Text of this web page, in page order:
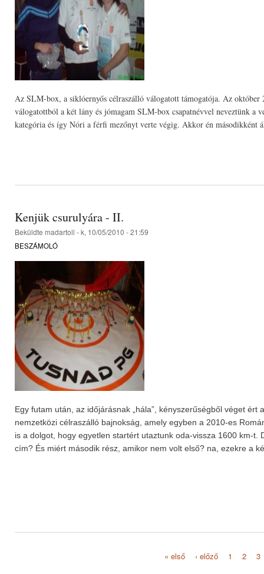
Az SLM-box, a siklóernyős célraszálló válogatott támogatója. Az
válogatottból a két lány és jómagam SLM-box csapatnévvel neveztünk
kategória és így Nóri a férfi mezőnyt verte végig. Akkor én másodikként
Kenjük csurulyára - II.
Beküldte madartoll - k, 10/05/2010 - 21:59
BESZÁMOLÓ
Egy futam után, az időjárásnak „hála”, kényszerűségből véget
nemzetközi célraszálló bajnokság, amely egyben a 2010-es
is a dolgot, hogy egyetlen startért utaztunk oda-vissza 1600 km-
cím? És miért második rész, amikor nem volt első? na, ezekre a
« első ‹ előző 1 2 3